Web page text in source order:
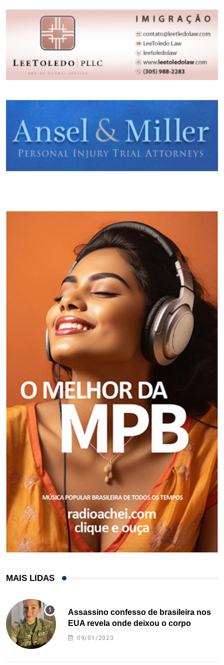
MAIS LIDAS
Assassino confesso de brasileira nos
EUA revela onde deixou o corpo
09/01/2023